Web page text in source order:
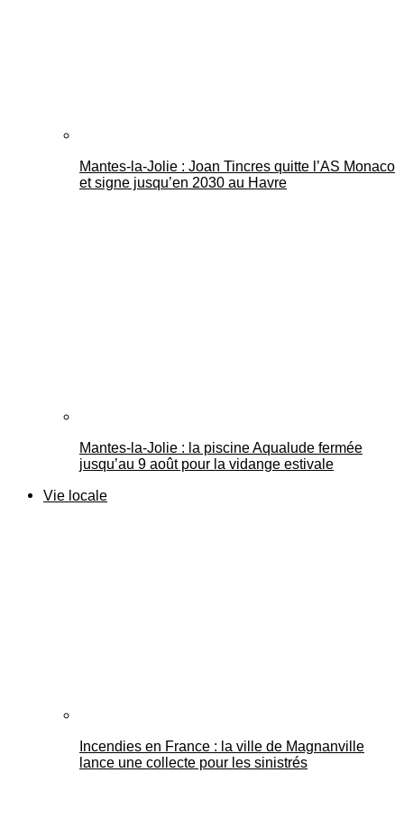
Mantes-la-Jolie : Joan Tincres quitte l’AS Monaco
et signe jusqu’en 2030 au Havre
Mantes-la-Jolie : la piscine Aqualude fermée
jusqu’au 9 août pour la vidange estivale
Vie locale
Incendies en France : la ville de Magnanville
lance une collecte pour les sinistrés